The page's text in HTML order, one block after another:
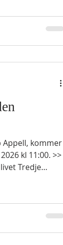
hade
Appell, kommer
kl 11:00. >>
livet Tredje
Herrengick
för att visa